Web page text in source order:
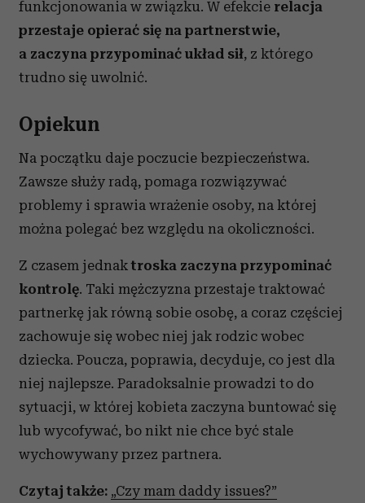
funkcjonowania w związku. W efekcie relacja
przestaje opierać się na partnerstwie,
a zaczyna przypominać układ sił, z którego
trudno się uwolnić.
Opiekun
Na początku daje poczucie bezpieczeństwa.
Zawsze służy radą, pomaga rozwiązywać
problemy i sprawia wrażenie osoby, na której
można polegać bez względu na okoliczności.
Z czasem jednaktroska zaczyna przypominać
kontrolę. Taki mężczyzna przestaje traktować
partnerkę jak równą sobie osobę, a coraz częściej
zachowuje się wobec niej jak rodzic wobec
dziecka. Poucza, poprawia, decyduje, co jest dla
niej najlepsze. Paradoksalnie prowadzi to do
sytuacji, w której kobieta zaczyna buntować się
lub wycofywać, bo nikt nie chce być stale
wychowywany przez partnera.
Czytaj także: „Czy mam daddy issues?”